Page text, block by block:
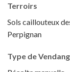
Terroirs
Sols caillouteux
Perpignan
Type de